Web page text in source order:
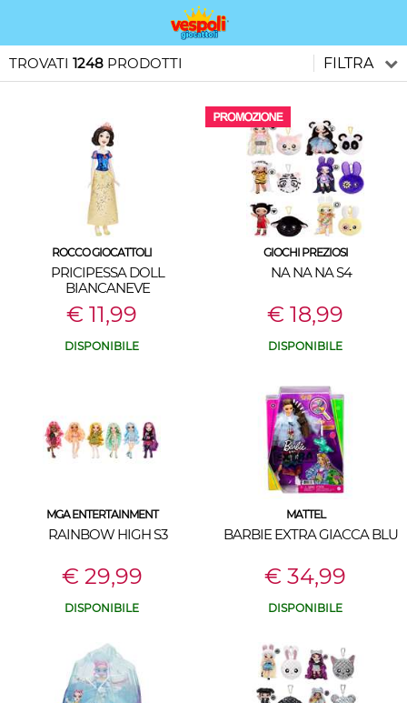
TROVATI 1248 PRODOTTI FILTRA
ROCCO GIOCATTOLI
PRICIPESSA DOLL
BIANCANEVE
€ 11,99
DISPONIBILE
GIOCHI PREZIOSI
NA NA NA S4
€ 18,99
DISPONIBILE
MGA ENTERTAINMENT
RAINBOW HIGH S3
€ 29,99
DISPONIBILE
MATTEL
BARBIE EXTRA GIACCA BLU
€ 34,99
DISPONIBILE